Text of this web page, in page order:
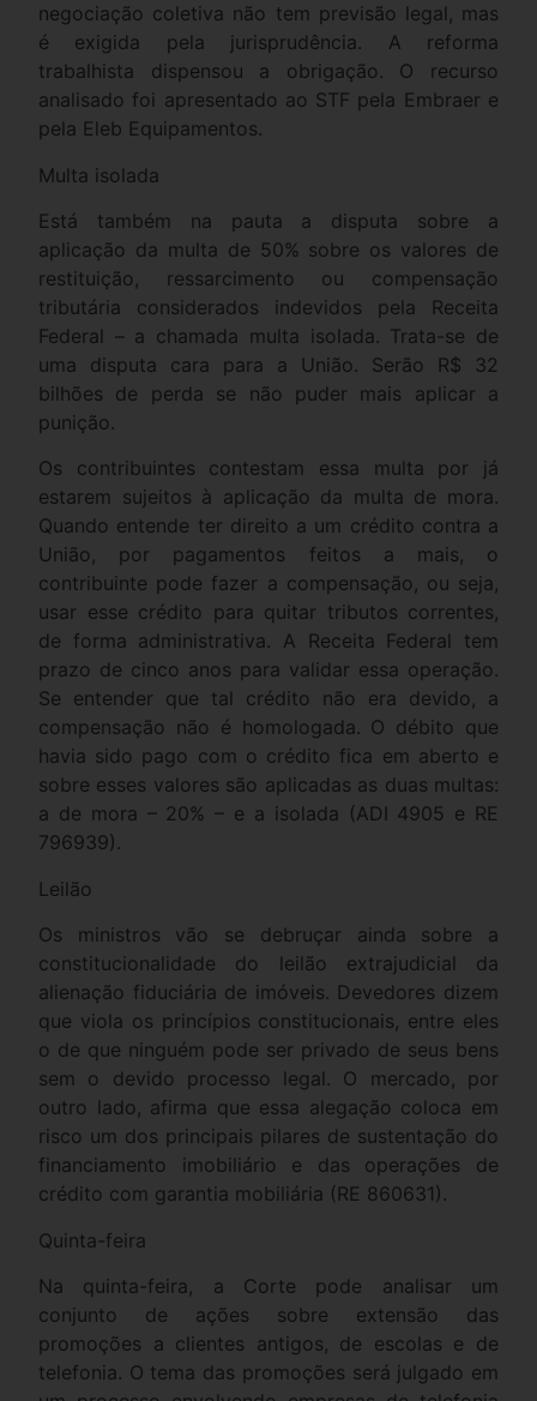
negociação coletiva não tem previsão legal, mas
é exigida pela jurisprudência. A reforma
trabalhista dispensou a obrigação. O recurso
analisado foi apresentado ao STF pela Embraer e
pela Eleb Equipamentos.
Multa isolada
Está também na pauta a disputa sobre a
aplicação da multa de 50% sobre os valores de
restituição, ressarcimento ou compensação
tributária considerados indevidos pela Receita
Federal – a chamada multa isolada. Trata-se de
uma disputa cara para a União. Serão R$ 32
bilhões de perda se não puder mais aplicar a
punição.
Os contribuintes contestam essa multa por já
estarem sujeitos à aplicação da multa de mora.
Quando entende ter direito a um crédito contra a
União, por pagamentos feitos a mais, o
contribuinte pode fazer a compensação, ou seja,
usar esse crédito para quitar tributos correntes,
de forma administrativa. A Receita Federal tem
prazo de cinco anos para validar essa operação.
Se entender que tal crédito não era devido, a
compensação não é homologada. O débito que
havia sido pago com o crédito fica em aberto e
sobre esses valores são aplicadas as duas multas:
a de mora – 20% – e a isolada (ADI 4905 e RE
796939).
Leilão
Os ministros vão se debruçar ainda sobre a
constitucionalidade do leilão extrajudicial da
alienação fiduciária de imóveis. Devedores dizem
que viola os princípios constitucionais, entre eles
o de que ninguém pode ser privado de seus bens
sem o devido processo legal. O mercado, por
outro lado, afirma que essa alegação coloca em
risco um dos principais pilares de sustentação do
financiamento imobiliário e das operações de
crédito com garantia mobiliária (RE 860631).
Quinta-feira
Na quinta-feira, a Corte pode analisar um
conjunto de ações sobre extensão das
promoções a clientes antigos, de escolas e de
telefonia. O tema das promoções será julgado em